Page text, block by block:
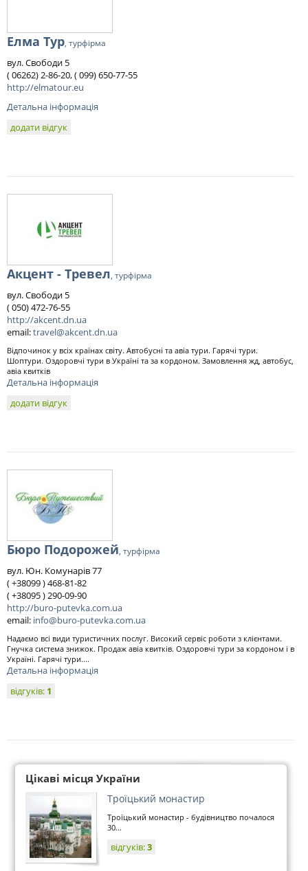
Елма Тур, турфірма
вул. Свободи 5
( 06262) 2-86-20, ( 099) 650-77-55
http://elmatour.eu
Детальна інформація
додати відгук
Акцент - Тревел, турфірма
вул. Свободи 5
( 050) 472-76-55
http://akcent.dn.ua
email:travel@akcent.dn.ua
Відпочинок у всіх країнах світу. Автобусні та авіа тури. Гарячі тури.
Шоптури. Оздоровчі тури в Україні та за кордоном. Замовлення жд, автобус,
авіа квитків
Детальна інформація
додати відгук
Бюро Подорожей, турфірма
вул. Юн. Комунарів 77
( +38099 ) 468-81-82
( +38095 ) 290-09-90
http://buro-putevka.com.ua
email: info@buro-putevka.com.ua
Надаємо всі види туристичних послуг. Високий сервіс роботи з клієнтами.
Гнучка система знижок. Продаж авіа квитків. Оздоровчі тури за кордоном і в
Україні. Гарячі тури....
Детальна інформація
відгуків: 1
Цікаві місця України
Троїцький монастир
Троїцький монастир - будівництво почалося
30...
відгуків:3